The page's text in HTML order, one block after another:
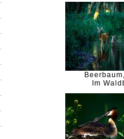
Im